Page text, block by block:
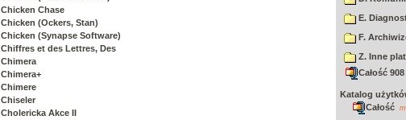
Chicken Chase
Chicken (Ockers, Stan)
Chicken (Synapse Software)
Chiffres et des Lettres, Des
Chimera
Chimera+
Chimere
Chiseler
Cholericka Akce II
E.
F.
Z. Inne
Całość
Katalog
Całość